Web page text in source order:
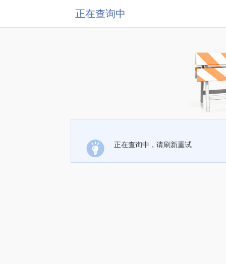
正在查询中
正在查询中，请刷新重试